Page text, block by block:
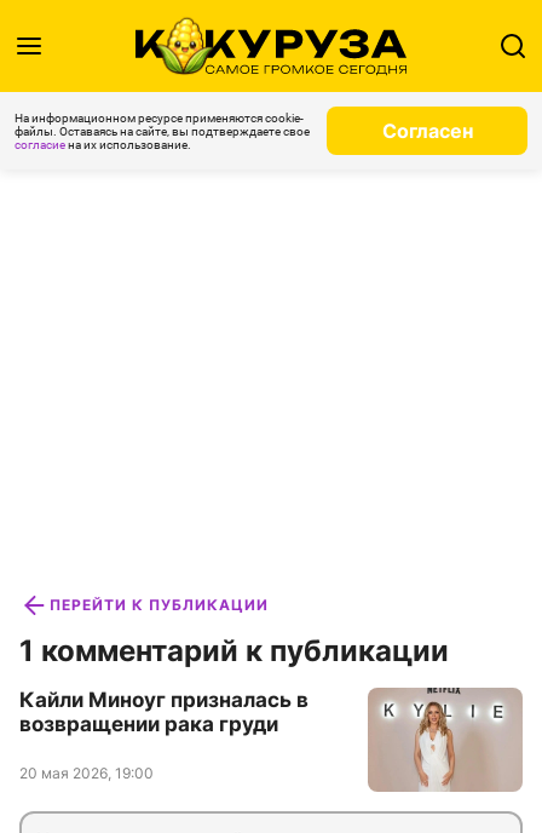
На информационном ресурсе применяются cookie-
файлы. Оставаясь на сайте, вы подтверждаете свое
согласиена их использование.
Согласен
ПЕРЕЙТИ К ПУБЛИКАЦИИ
1 комментарий к публикации
Кайли Миноуг призналась в
возвращении рака груди
20 мая 2026, 19:00